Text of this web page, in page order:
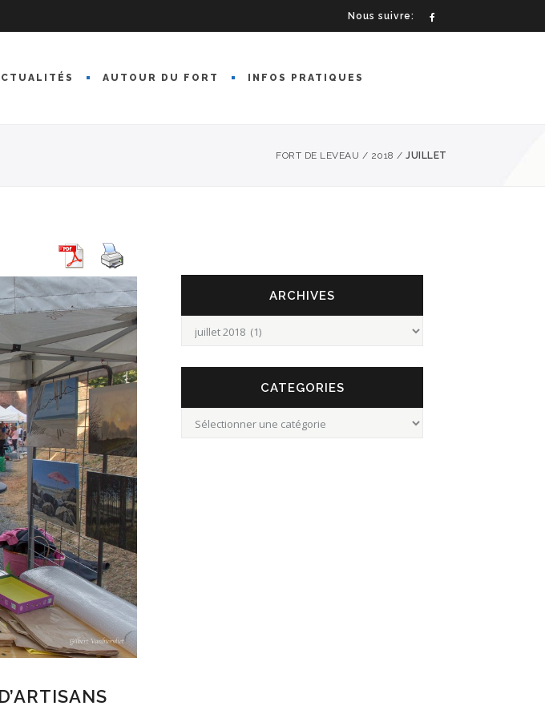
Nous suivre:
AUTOUR DU FORT INFOS PRATIQUES
FORT DE LEVEAU / 2018 / JUILLET
ARCHIVES
Archives
CATEGORIES
Categories